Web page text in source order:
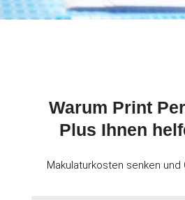
Warum Print
Plus Ihnen
Makulaturkosten senken und